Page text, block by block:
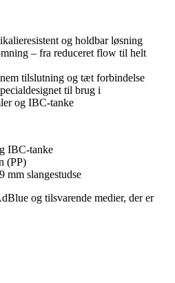
og holdbar løsning
– fra reduceret flow til helt
tilslutning og tæt forbindelse
til brug i
og IBC-tanke
IBC-tanke
(PP)
mm slangestudse
og tilsvarende medier, der er